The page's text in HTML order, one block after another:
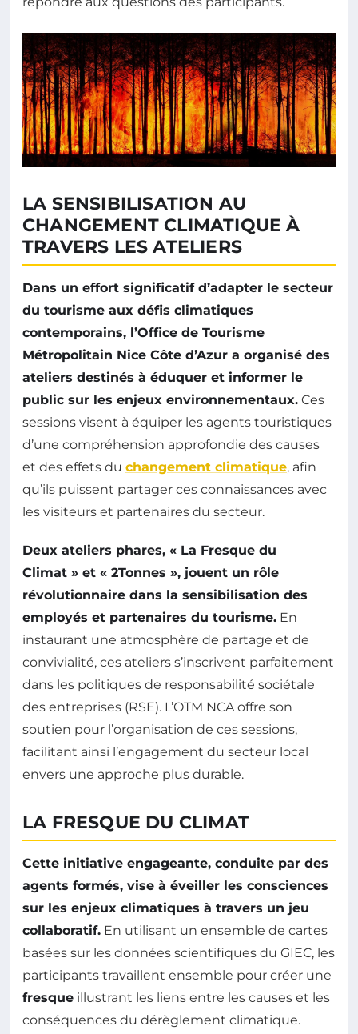
LA SENSIBILISATION AU
CHANGEMENT CLIMATIQUE À
TRAVERS LES ATELIERS
Dans un effort significatif d’adapter le secteur
du tourisme aux défis climatiques
contemporains, l’Office de Tourisme
Métropolitain Nice Côte d’Azur a organisé des
ateliers destinés à éduquer et informer le
public sur les enjeux environnementaux. Ces
sessions visent à équiper les agents touristiques
d’une compréhension approfondie des causes
et des effets du changement climatique, afin
qu’ils puissent partager ces connaissances avec
les visiteurs et partenaires du secteur.
Deux ateliers phares, « La Fresque du
Climat » et « 2Tonnes », jouent un rôle
révolutionnaire dans la sensibilisation des
employés et partenaires du tourisme. En
instaurant une atmosphère de partage et de
convivialité, ces ateliers s’inscrivent parfaitement
dans les politiques de responsabilité sociétale
des entreprises (RSE). L’OTM NCA offre son
soutien pour l’organisation de ces sessions,
facilitant ainsi l’engagement du secteur local
envers une approche plus durable.
LA FRESQUE DU CLIMAT
Cette initiative engageante, conduite par des
agents formés, vise à éveiller les consciences
sur les enjeux climatiques à travers un jeu
collaboratif. En utilisant un ensemble de cartes
basées sur les données scientifiques du GIEC, les
participants travaillent ensemble pour créer une
fresque illustrant les liens entre les causes et les
conséquences du dérèglement climatique.